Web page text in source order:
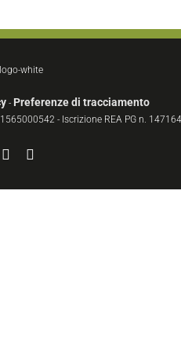
- Preferenze di tracciamento
- Iscrizione REA PG n.
YouTube